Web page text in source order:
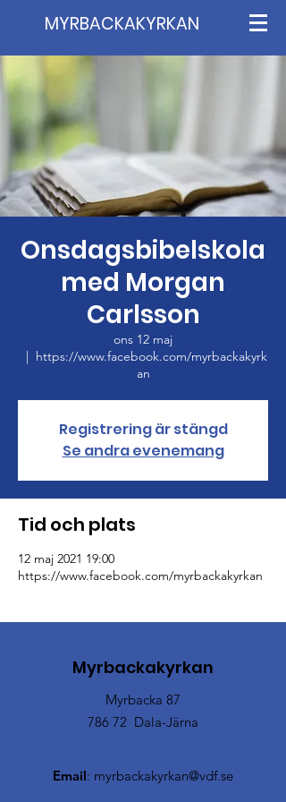
MYRBACKAKYRKAN
Onsdagsbibelskola
med Morgan
Carlsson
ons 12 maj
  |
https://www.facebook.com/myrbackakyrk
an
Registrering är stängd
Se andra evenemang
Tid och plats
12 maj 2021 19:00
https://www.facebook.com/myrbackakyrkan
Myrbackakyrkan
Myrbacka 87
786 72 Dala-Järna
Email: myrbackakyrkan@vdf.se